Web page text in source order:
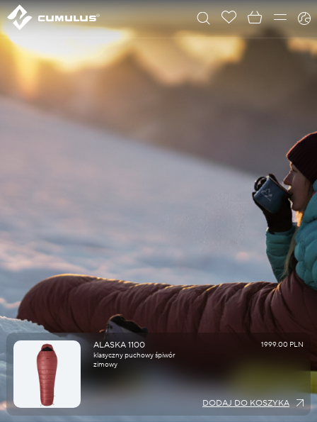
ALASKA 1100
klasyczny puchowy śpiwór
zimowy
1999.00 PLN
DODAJ DO KOSZYKA